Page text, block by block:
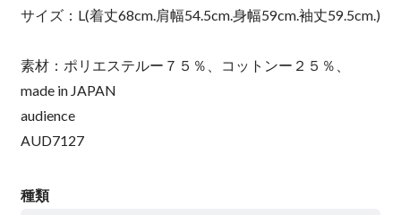
サイズ：L(着丈68cm.肩幅54.5cm.身幅59cm.袖丈59.5cm.)
素材：ポリエステルー７５％、コットンー２５％、
made in JAPAN
audience
AUD7127
種類